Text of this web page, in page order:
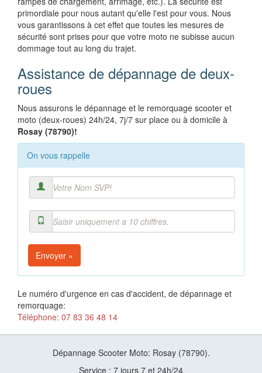
primordiale pour nous autant qu'elle l'est pour vous. Nous
vous garantissons à cet effet que toutes les mesures de
sécurité sont prises pour que votre moto ne subisse aucun
dommage tout au long du trajet.
Assistance de dépannage de deux-
roues
Nous assurons le dépannage et le remorquage scooter et
moto (deux-roues) 24h/24, 7j/7 sur place ou à domicile à
Rosay (78790)!
On vous rappelle
Envoyer »
Le numéro d'urgence en cas d'accident, de dépannage et
remorquage:
Téléphone: 07 83 36 48 14
Dépannage Scooter Moto: Rosay (78790).
Service : 7 jours 7 et 24h/24